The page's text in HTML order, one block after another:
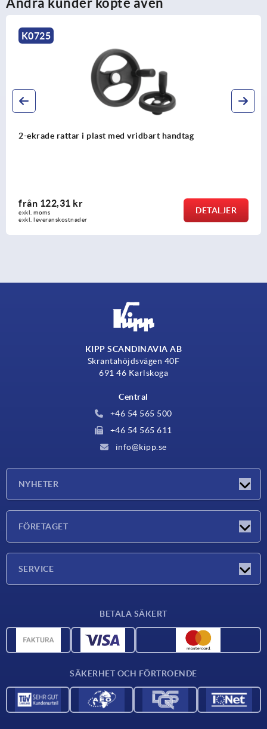
med vridbart handtag 2-ekrade rattar
113,07 kr
exkl. moms
exkl. leveranskostnader
KIPP SCANDINAVIA AB
Skrantahöjdsvägen 40F
691 46 Karlskoga
Central
+46 54 565 500
+46 54 565 611
info@kipp.se
NYHETER
FÖRETAGET
SERVICE
CAD-data
BETALA SÄKERT
SÄKERHET OCH FÖRTROENDE